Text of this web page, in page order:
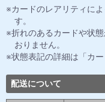
カードのレアリティに
す。
折れのあるカードや状
おりません。
状態表記の詳細は「カ
配送について